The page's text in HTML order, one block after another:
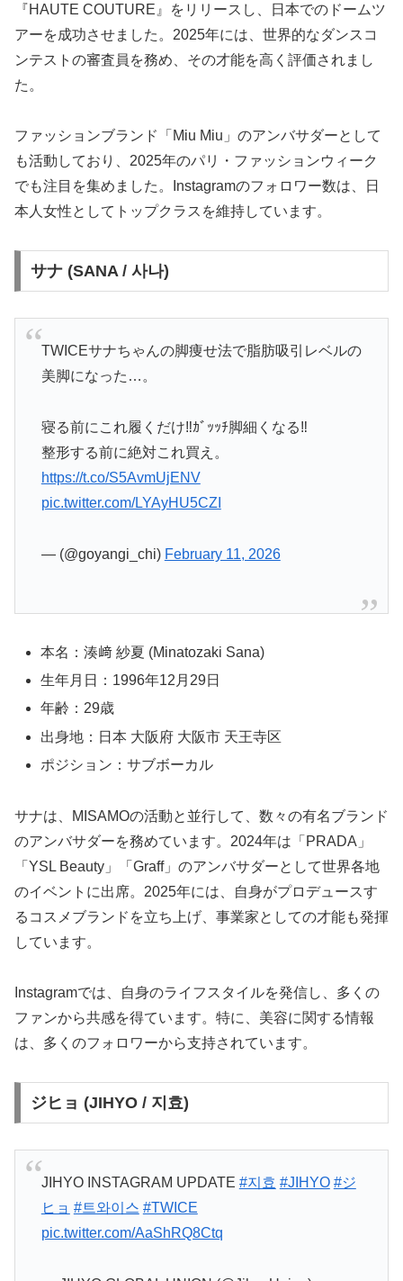
『HAUTE COUTURE』をリリースし、日本でのドームツ
アーを成功させました。2025年には、世界的なダンスコ
ンテストの審査員を務め、その才能を高く評価されまし
た。
ファッションブランド「Miu Miu」のアンバサダーとして
も活動しており、2025年のパリ・ファッションウィーク
でも注目を集めました。Instagramのフォロワー数は、日
本人女性としてトップクラスを維持しています。
サナ (SANA / 사나)
TWICEサナちゃんの脚痩せ法で脂肪吸引レベルの
美脚になった…。
寝る前にこれ履くだけ‼️ｶﾞｯｯﾁ脚細くなる‼️
整形する前に絶対これ買え。
https://t.co/S5AvmUjENV
pic.twitter.com/LYAyHU5CZI
— (@goyangi_chi) February 11, 2026
本名：湊﨑 紗夏 (Minatozaki Sana)
生年月日：1996年12月29日
年齢：29歳
出身地：日本 大阪府 大阪市 天王寺区
ポジション：サブボーカル
サナは、MISAMOの活動と並行して、数々の有名ブランド
のアンバサダーを務めています。2024年は「PRADA」
「YSL Beauty」「Graff」のアンバサダーとして世界各地
のイベントに出席。2025年には、自身がプロデュースす
るコスメブランドを立ち上げ、事業家としての才能も発揮
しています。
Instagramでは、自身のライフスタイルを発信し、多くの
ファンから共感を得ています。特に、美容に関する情報
は、多くのフォロワーから支持されています。
ジヒョ (JIHYO / 지효)
JIHYO INSTAGRAM UPDATE #지효 #JIHYO #ジ
ヒョ #트와이스 #TWICE
pic.twitter.com/AaShRQ8Ctq